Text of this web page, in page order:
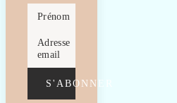
Prénom
Adresse
email
S'ABONNER